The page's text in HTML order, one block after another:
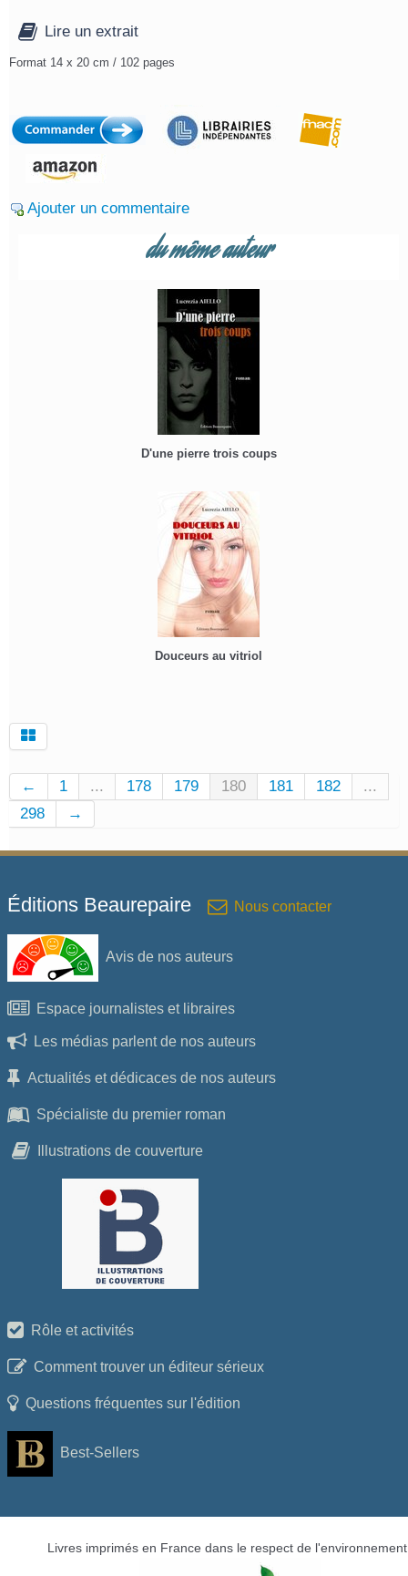
Lire un extrait
Format 14 x 20 cm / 102 pages
Ajouter un commentaire
du même auteur
D'une pierre trois coups
Douceurs au vitriol
← 1 ... 178 179 180 181 182
...
298
→
Éditions Beaurepaire Nous contacter
Avis de nos auteurs
Espace journalistes et libraires
Les médias parlent de nos auteurs
Actualités et dédicaces de nos auteurs
Spécialiste du premier roman
Illustrations de couverture
Rôle et activités
Comment trouver un éditeur sérieux
Questions fréquentes sur l'édition
Best-Sellers
Livres imprimés en France dans le respect de l'environnement